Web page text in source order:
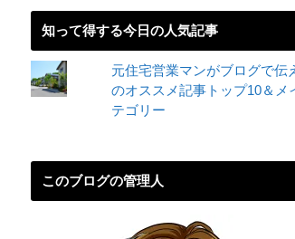
知って得する今日の人気記事
元住宅営業マンがブログで伝
のオススメ記事トップ10＆メ
テゴリー
このブログの管理人